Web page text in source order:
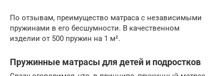
По отзывам, преимущество матраса с независимыми
пружинами в его бесшумности. В качественном
изделии от 500 пружин на 1 м².
Пружинные матрасы для детей и подростков